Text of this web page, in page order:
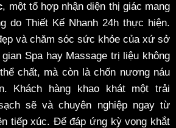
, một tổ hợp nhận diện thị giác mang
do Thiết Kế Nhanh 24h thực hiện.
và chăm sóc sức khỏe của xứ sở
Spa hay Massage trị liệu không
chất, mà còn là chốn nương náu
Khách hàng khao khát một trải
sẽ và chuyên nghiệp ngay từ
tiếp xúc. Để đáp ứng kỳ vọng khắt